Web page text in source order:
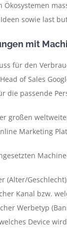
Ökosystemen
sowie last
mit
für den
of Sales
die passende
großen
Marketing
(Alter/
Kanal bzw.
Werbetyp
Device